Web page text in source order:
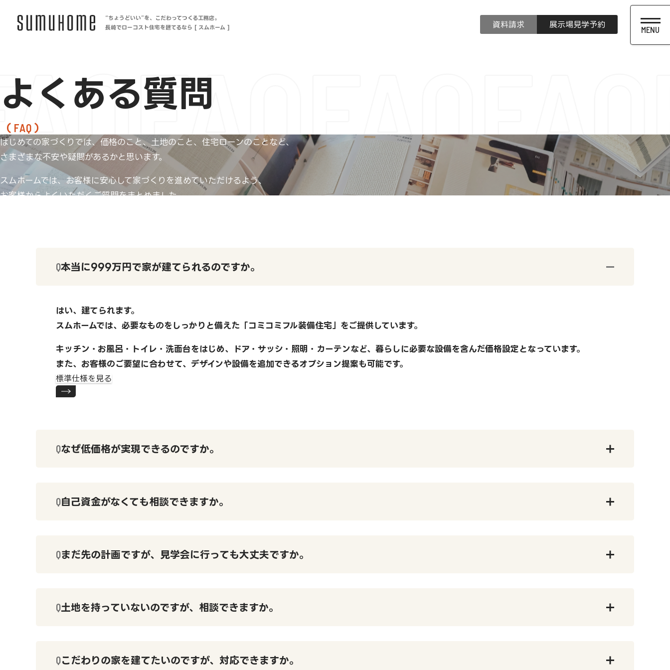
“ちょうどいい”を、こだわってつくる工務店。
長崎でローコスト住宅を建てるなら [ スムホーム ]
資料請求 展示場見学予約
よくある質問
FAQ FAQFAQFAQ
はじめての家づくりでは、価格のこと、土地のこと、住宅ローンのことなど、
さまざまな不安や疑問があるかと思います。
スムホームでは、お客様に安心して家づくりを進めていただけるよう、
お客様からよくいただくご質問をまとめました。
本当に999万円で家が建てられるのですか。
はい、建てられます。
スムホームでは、必要なものをしっかりと備えた「コミコミフル装備住宅」をご提供しています。
キッチン・お風呂・トイレ・洗面台をはじめ、ドア・サッシ・照明・カーテンなど、暮らしに必要な設備を含んだ価格設定となっています。
また、お客様のご要望に合わせて、デザインや設備を追加できるオプション提案も可能です。
標準仕様を見る
なぜ低価格が実現できるのですか。
自己資金がなくても相談できますか。
まだ先の計画ですが、見学会に行っても大丈夫ですか。
土地を持っていないのですが、相談できますか。
こだわりの家を建てたいのですが、対応できますか。